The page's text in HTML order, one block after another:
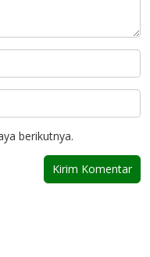
berikutnya.